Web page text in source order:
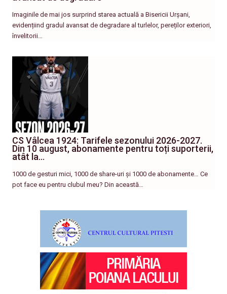
Imaginile de mai jos surprind starea actuală a Bisericii Urșani,
evidențiind gradul avansat de degradare al turlelor, pereților exteriori,
învelitorii…
CS Vâlcea 1924: Tarifele sezonului 2026-2027.
Din 10 august, abonamente pentru toți suporterii,
atât la…
1000 de gesturi mici, 1000 de share-uri și 1000 de abonamente… Ce
pot face eu pentru clubul meu? Din această…